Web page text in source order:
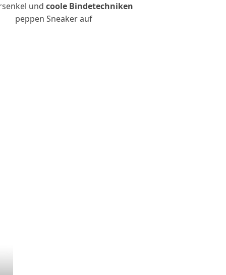
und coole Bindetechniken
peppen Sneaker auf